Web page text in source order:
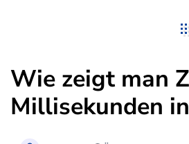
Wie zeigt man
Millisekunden